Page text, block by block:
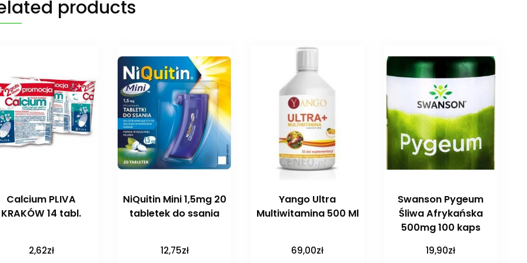
products
Calcium PLIVA
KRAKÓW 14 tabl.
2,62zł
NiQuitin Mini 1,5mg 20
tabletek do ssania
12,75zł
Yango Ultra
Multiwitamina 500 Ml
69,00zł
Swanson Pygeum
Śliwa Afrykańska
500mg 100 kaps
19,90zł